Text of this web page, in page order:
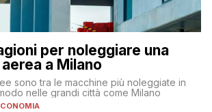
per noleggiare una
a Milano
sono tra le macchine più noleggiate in
nelle grandi città come Milano